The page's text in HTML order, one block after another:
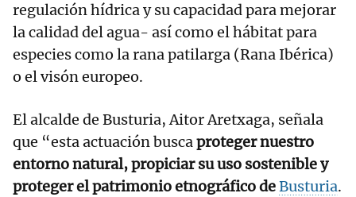
regulación hídrica y su capacidad para mejorar
la calidad del agua- así como el hábitat para
especies como la rana patilarga (Rana Ibérica)
o el visón europeo.
El alcalde de Busturia, Aitor Aretxaga, señala
que “esta actuación buscaproteger nuestro
entorno natural, propiciar su uso sostenible y
proteger el patrimonio etnográfico deBusturia.